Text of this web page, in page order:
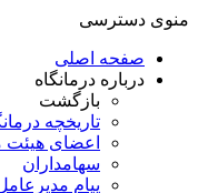
منوی دسترسی
صفحه اصلی
درباره درمانگاه
بازگشت
تاریخچه
اعضای هیئت
سهامداران
پیام